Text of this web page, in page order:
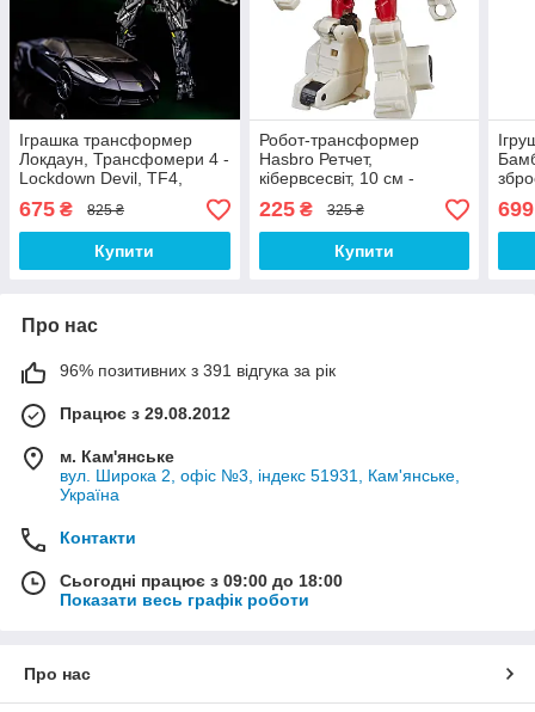
Іграшка трансформер
Локдаун, Трансфомери 4 -
Lockdown Devil, TF4,
19СМ, Deformation,
KuBian
675 ₴ 825 ₴
Купити
Робот-трансформер
Hasbro Ретчет,
кібервсесвіт, 10 см -
Transformers Cyberverse
Grapple Grab
225₴ 325 ₴
Купити
699
Про нас
96% позитивних з 391 відгука за рік
Працює з 29.08.2012
м. Кам'янське
вул. Широка 2, офіс №3, індекс 51931, Кам'янське,
Україна
Контакти
Сьогодні працює з 09:00 до 18:00
Показати весь графік роботи
Про нас